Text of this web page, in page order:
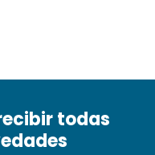
todas